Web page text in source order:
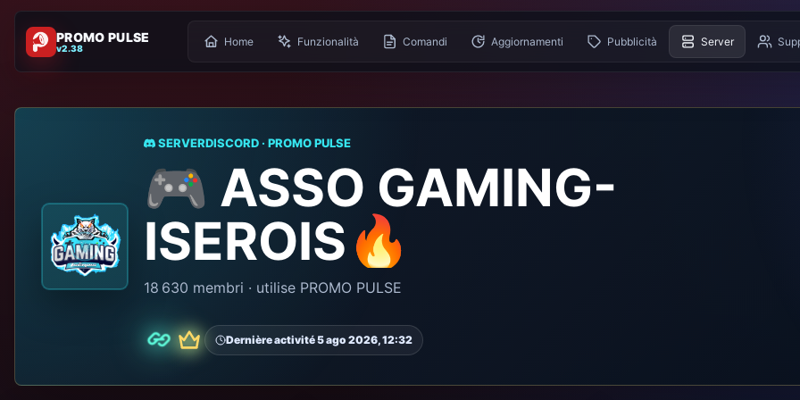
PROMO PULSE
v2.38 Home Funzionalità Comandi Aggiornamenti Pubblicità Server
SERVERDISCORD · PROMO PULSE
🎮 ASSO GAMING-
ISEROIS🔥
18 630 membri · utilise PROMO PULSE
PartnerPremioDernière activité 5 ago 2026, 12:32